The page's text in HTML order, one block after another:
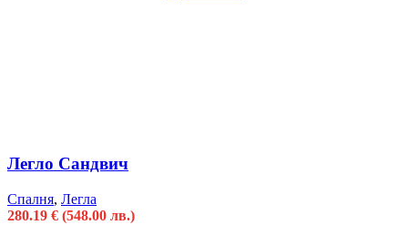
Легло Сандвич
Спалня, Легла
280.19 € (548.00 лв.)